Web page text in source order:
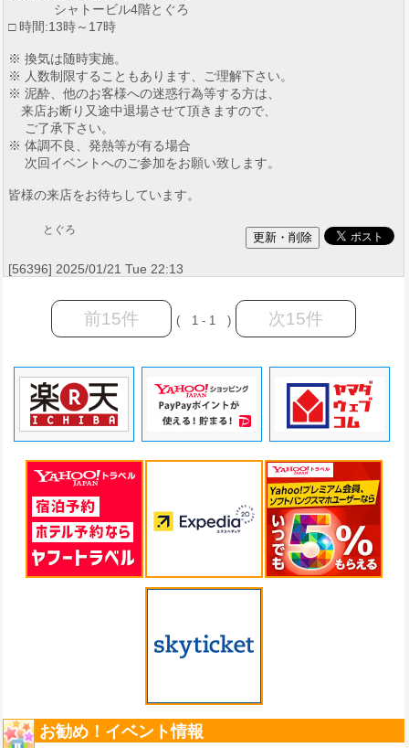
シャトービル4階とぐろ
□ 時間:13時～17時
※ 換気は随時実施。
※ 人数制限することもあります、ご理解下さい。
※ 泥酔、他のお客様への迷惑行為等する方は、
来店お断り又途中退場させて頂きますので、
ご了承下さい。
※ 体調不良、発熱等が有る場合
次回イベントへのご参加をお願い致します。
皆様の来店をお待ちしています。
とぐろ
[56396] 2025/01/21 Tue 22:13
前15件 ( 1 - 1 ) 次15件
お勧め！イベント情報